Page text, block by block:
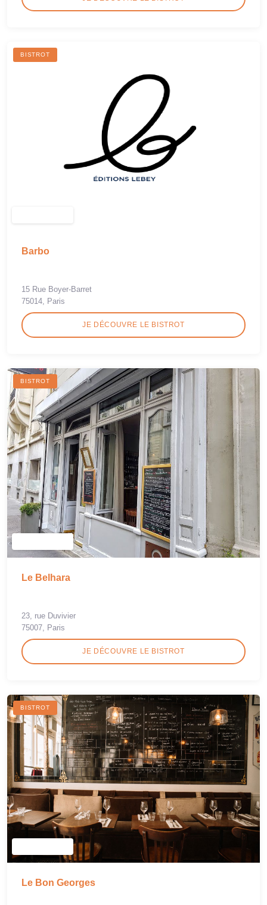
BISTROT
Barbo
15 Rue Boyer-Barret
75014, Paris
JE DÉCOUVRE LE BISTROT
BISTROT
Le Belhara
23, rue Duvivier
75007, Paris
JE DÉCOUVRE LE BISTROT
BISTROT
Le Bon Georges